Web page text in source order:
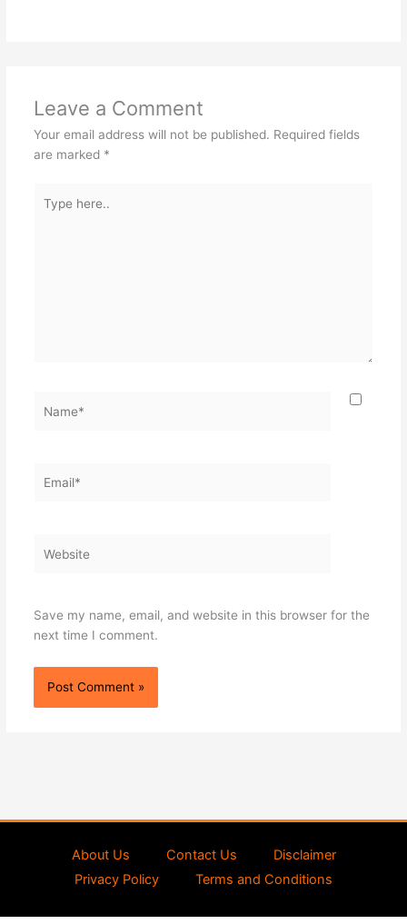
Leave a Comment
Your email address will not be published. Required fields
are marked *
here..
Save my name, email, and website in this browser for the
next time I comment.
About Us Contact Us
Disclaimer
Privacy Policy
Terms and Conditions